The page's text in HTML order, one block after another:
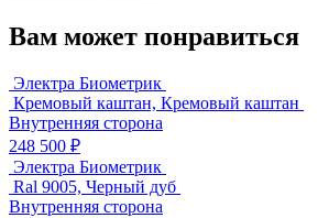
Вам может понравиться
Электра Биометрик
Кремовый каштан, Кремовый каштан
Внутренняя сторона
248 500 ₽
Электра Биометрик
Ral 9005, Черный дуб
Внутренняя сторона